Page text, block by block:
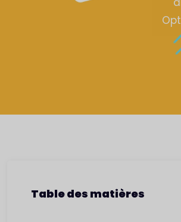
Table des matières